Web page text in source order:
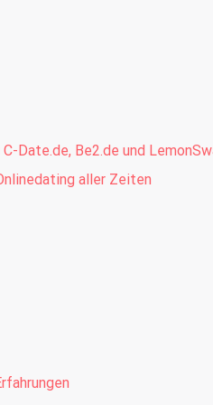
Date.de, Be2.de und
aller Zeiten